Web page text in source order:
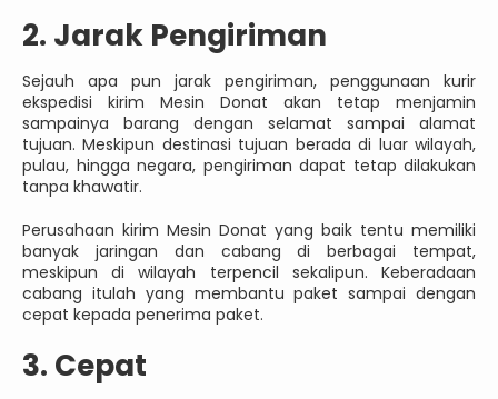
2. Jarak Pengiriman
Sejauh apa pun jarak pengiriman, penggunaan kurir
ekspedisi kirim Mesin Donat akan tetap menjamin
sampainya barang dengan selamat sampai alamat
tujuan. Meskipun destinasi tujuan berada di luar wilayah,
pulau, hingga negara, pengiriman dapat tetap dilakukan
tanpa khawatir.
Perusahaan kirim Mesin Donat yang baik tentu memiliki
banyak jaringan dan cabang di berbagai tempat,
meskipun di wilayah terpencil sekalipun. Keberadaan
cabang itulah yang membantu paket sampai dengan
cepat kepada penerima paket.
3. Cepat